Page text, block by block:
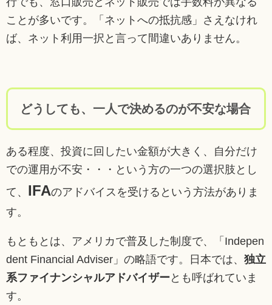
ことが多いです。「ネットへの抵抗感」さえなけれ
ば、ネット利用一択と言って間違いありません。
どうしても、一人で決めるのが不安な場合
ある程度、投資に回したい金額が大きく、自分だけ
での運用が不安・・・という方の一つの選択肢とし
て、 IFAのアドバイスを受けるという方法がありま
す。
もともとは、アメリカで普及した制度で、「Indepen
dent Financial Adviser」の略語です。日本では、 独立
系ファイナンシャルアドバイザーとも呼ばれていま
す。